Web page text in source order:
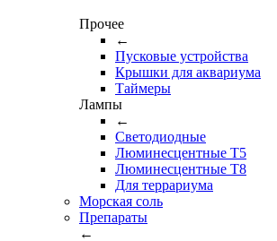
Прочее
←
Пусковые устройства
Крышки для аквариума
Таймеры
Лампы
←
Светодиодные
Люминесцентные Т5
Люминесцентные Т8
Для террариума
Морская соль
Препараты
←